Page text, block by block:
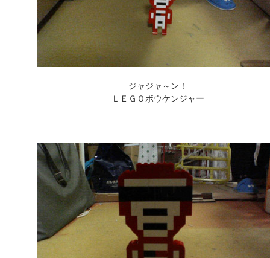
ジャジャ～ン！
ＬＥＧＯボウケンジャー